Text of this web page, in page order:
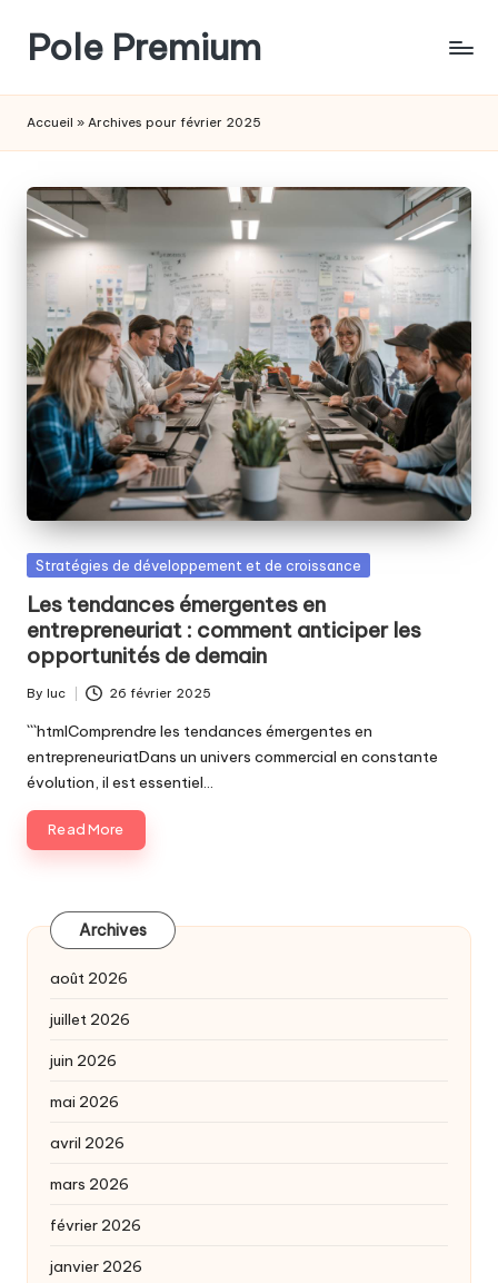
content
Pole Premium
des
français
Accueil » Archives pour février 2025
Posted
Stratégies de développement et de croissance
Les tendances émergentes en
entrepreneuriat : comment anticiper les
opportunités de demain
Posted
by
By luc 26 février 2025
```htmlComprendre les tendances émergentes en
entrepreneuriatDans un univers commercial en constante
évolution, il est essentiel…
Read More
Archives
août 2026
juillet 2026
juin 2026
mai 2026
avril 2026
mars 2026
février 2026
janvier 2026